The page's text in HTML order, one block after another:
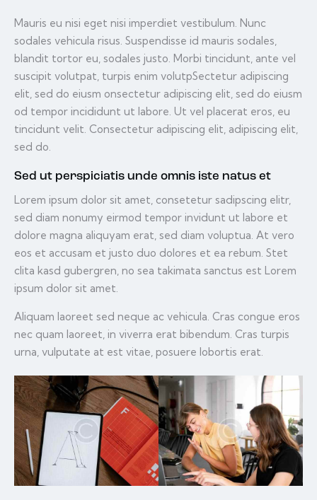
Mauris eu nisi eget nisi imperdiet vestibulum. Nunc
sodales vehicula risus. Suspendisse id mauris sodales,
blandit tortor eu, sodales justo. Morbi tincidunt, ante vel
suscipit volutpat, turpis enim volutpSectetur adipiscing
elit, sed do eiusm onsectetur adipiscing elit, sed do eiusm
od tempor incididunt ut labore. Ut vel placerat eros, eu
tincidunt velit. Consectetur adipiscing elit, adipiscing elit,
sed do.
Sed ut perspiciatis unde omnis iste natus et
Lorem ipsum dolor sit amet, consetetur sadipscing elitr,
sed diam nonumy eirmod tempor invidunt ut labore et
dolore magna aliquyam erat, sed diam voluptua. At vero
eos et accusam et justo duo dolores et ea rebum. Stet
clita kasd gubergren, no sea takimata sanctus est Lorem
ipsum dolor sit amet.
Aliquam laoreet sed neque ac vehicula. Cras congue eros
nec quam laoreet, in viverra erat bibendum. Cras turpis
urna, vulputate at est vitae, posuere lobortis erat.